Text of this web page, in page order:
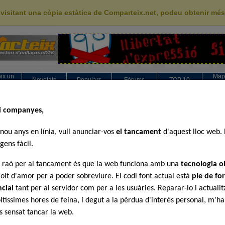
una còpia estàtica de Comparteix.net, podeu obtenir
un
Novetats Populars Fòrums TOP 10
n.1]
n'Alphacen
de n'Alphacen
n.3]
de n'Alphacen
3x3 Ulls
3x3 Ulls
3x3 Ulls
3x3 Ulls
companyes,
anys en línia, vull anunciar-vos el tancament d'aquest lloc web.
fàcil.
raó per al tancament és que la web funciona amb una tecnologia
d'amor per a poder sobreviure. El codi font actual està ple de
tant per al servidor com per a les usuàries. Reparar-lo i
hores de feina, i degut a la pèrdua d'interès personal,
sensat tancar la web.